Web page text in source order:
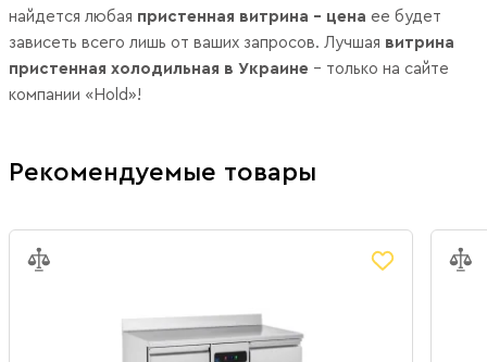
найдется любая пристенная витрина – цена ее будет
зависеть всего лишь от ваших запросов. Лучшая витрина
пристенная холодильная в Украине – только на сайте
компании «Hold»!
Рекомендуемые товары